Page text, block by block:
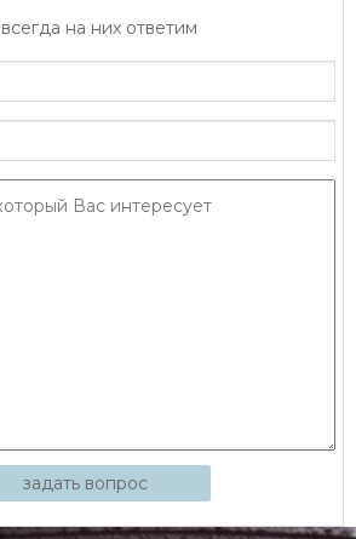
на них ответим
задать вопрос